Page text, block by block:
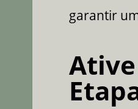
garantir